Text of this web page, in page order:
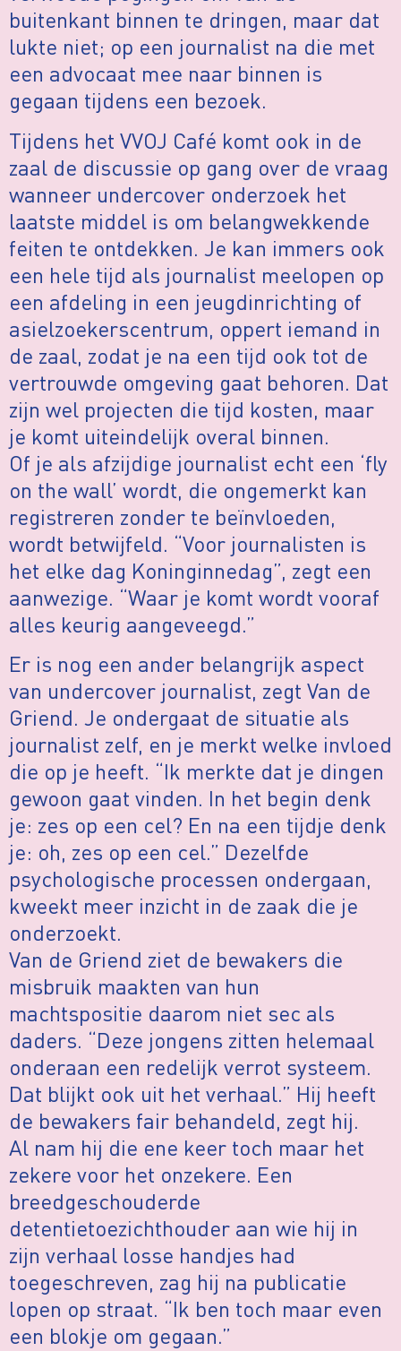
buitenkant binnen te dringen, maar dat
lukte niet; op een journalist na die met
een advocaat mee naar binnen is
gegaan tijdens een bezoek.
Tijdens het VVOJ Café komt ook in de
zaal de discussie op gang over de vraag
wanneer undercover onderzoek het
laatste middel is om belangwekkende
feiten te ontdekken. Je kan immers ook
een hele tijd als journalist meelopen op
een afdeling in een jeugdinrichting of
asielzoekerscentrum, oppert iemand in
de zaal, zodat je na een tijd ook tot de
vertrouwde omgeving gaat behoren. Dat
zijn wel projecten die tijd kosten, maar
je komt uiteindelijk overal binnen.
Of je als afzijdige journalist echt een ‘fly
on the wall’ wordt, die ongemerkt kan
registreren zonder te beïnvloeden,
wordt betwijfeld. “Voor journalisten is
het elke dag Koninginnedag”, zegt een
aanwezige. “Waar je komt wordt vooraf
alles keurig aangeveegd.”
Er is nog een ander belangrijk aspect
van undercover journalist, zegt Van de
Griend. Je ondergaat de situatie als
journalist zelf, en je merkt welke invloed
die op je heeft. “Ik merkte dat je dingen
gewoon gaat vinden. In het begin denk
je: zes op een cel? En na een tijdje denk
je: oh, zes op een cel.” Dezelfde
psychologische processen ondergaan,
kweekt meer inzicht in de zaak die je
onderzoekt.
Van de Griend ziet de bewakers die
misbruik maakten van hun
machtspositie daarom niet sec als
daders. “Deze jongens zitten helemaal
onderaan een redelijk verrot systeem.
Dat blijkt ook uit het verhaal.” Hij heeft
de bewakers fair behandeld, zegt hij.
Al nam hij die ene keer toch maar het
zekere voor het onzekere. Een
breedgeschouderde
detentietoezichthouder aan wie hij in
zijn verhaal losse handjes had
toegeschreven, zag hij na publicatie
lopen op straat. “Ik ben toch maar even
een blokje om gegaan.”